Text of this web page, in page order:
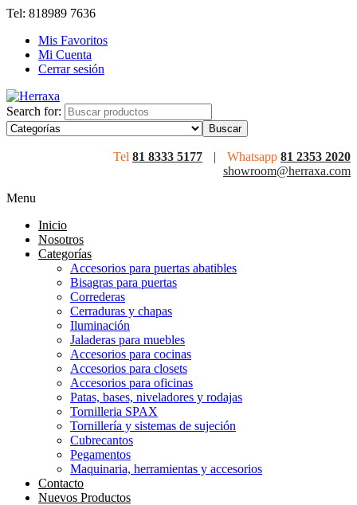
Tel: 818989 7636
Mis Favoritos
Mi Cuenta
Cerrar sesión
Search for:
Tel 81 8333 5177 | Whatsapp 81 2353 2020
showroom@herraxa.com
Menu
Inicio
Nosotros
Categorías
Accesorios para puertas abatibles
Bisagras para puertas
Correderas
Cerraduras y chapas
Iluminación
Jaladeras para muebles
Accesorios para cocinas
Accesorios para closets
Accesorios para oficinas
Patas, bases, niveladores y rodajas
Tornilleria SPAX
Tornillería y sistemas de sujeción
Cubrecantos
Pegamentos
Maquinaria, herramientas y accesorios
Contacto
Nuevos Productos